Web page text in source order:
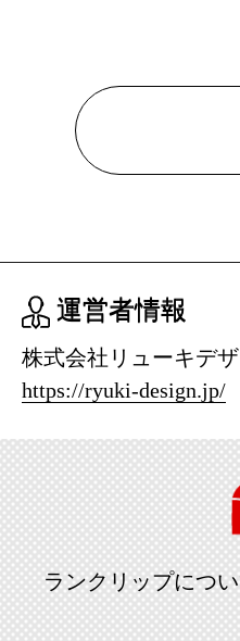
運営者情報
株式会社リューキデ
https://ryuki-design.jp/
ランクリップにつ